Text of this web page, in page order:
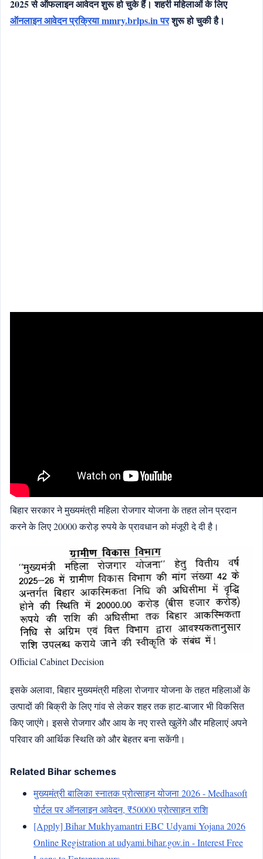
2025 से ऑफलाइन आवेदन शुरू हो चुके हैं। शहरी महिलाओं के लिए
ऑनलाइन आवेदन प्रक्रिया mmry.brlps.in परशुरू हो चुकी है।
बिहार सरकार ने मुख्यमंत्री महिला रोजगार योजना के तहत लोन प्रदान
करने के लिए 20000 करोड़ रुपये के प्रावधान को मंजूरी दे दी है।
Official Cabinet Decision
इसके अलावा, बिहार मुख्यमंत्री महिला रोजगार योजना के तहत महिलाओं के
उत्पादों की बिक्री के लिए गांव से लेकर शहर तक हाट-बाजार भी विकसित
किए जाएंगे। इससे रोजगार और आय के नए रास्ते खुलेंगे और महिलाएं अपने
परिवार की आर्थिक स्थिति को और बेहतर बना सकेंगी।
Related Bihar schemes
मुख्यमंत्री बालिका स्नातक प्रोत्साहन योजना 2026 - Medhasoft
पोर्टल पर ऑनलाइन आवेदन, ₹50000 प्रोत्साहन राशि
[Apply] Bihar Mukhyamantri EBC Udyami Yojana 2026
Online Registration at udyami.bihar.gov.in - Interest Free